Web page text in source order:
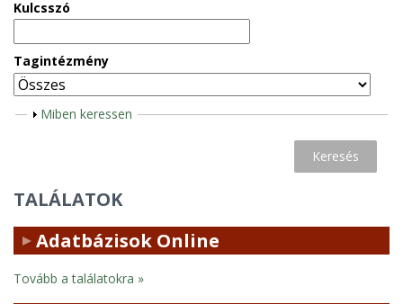
Kulcsszó
Tagintézmény
A
i
e
Miben keressen
TALÁLATOK
Adatbázisok Online
Tovább a találatokra